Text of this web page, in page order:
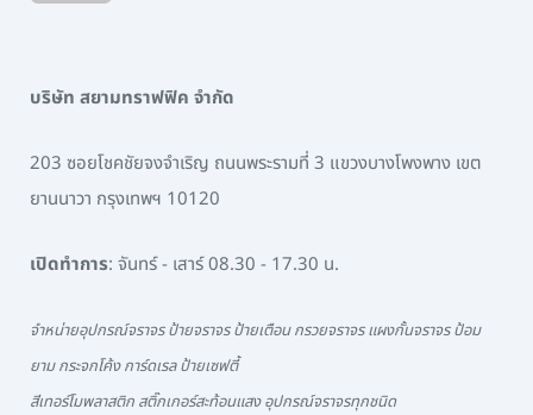
บริษัท สยามทราฟฟิค จำกัด
203 ซอยโชคชัยจงจำเริญ ถนนพระรามที่ 3 แขวงบางโพงพาง เขต
ยานนาวา กรุงเทพฯ 10120
เปิดทำการ: จันทร์ - เสาร์ 08.30 - 17.30 น.
จำหน่ายอุปกรณ์จราจร ป้ายจราจร ป้ายเตือน กรวยจราจร แผงกั้นจราจร ป้อม
ยาม กระจกโค้ง การ์ดเรล ป้ายเซฟตี้
สีเทอร์โมพลาสติก สติ๊กเกอร์สะท้อนแสง อุปกรณ์จราจรทุกชนิด